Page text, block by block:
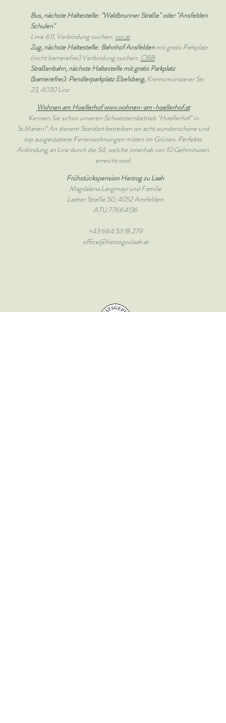
Bus, nächste Haltestelle: "Waldbrunner Straße" oder "Ansfelden
Schulen"
Linie 611, Verbindung suchen: vor.at
Zug, nächste Haltestelle: Bahnhof Ansfeldenmit gratis Parkplatz
(nicht barrierefrei) Verbindung suchen: ÖBB
Straßenbahn, nächste Haltestelle mit gratis Parkplatz
(barrierefrei): Pendlerparkplatz Ebelsberg, Kremsmünsterer Str.
23, 4030 Linz
Wohnen am Hoellerhof www.wohnen-am-hoellerhof.at
Kennen Sie schon unseren Schwesternbetrieb "Hoellerhof" in
St.Marien? An diesem Standort betreiben wir acht wunderschöne und
top ausgestattete Ferienwohnungen mitten im Grünen. Perfekte
Anbindung an Linz durch die S4, welche innerhab von 10 Gehminuten
erreicht wird.
Frühstückspension Herzog zu Laah
Magdalena Langmayr und Familie
Laaher Straße 50, 4052 Ansfelden
ATU 77664136
+43 664 53 18 279
office@herzogzulaah.at